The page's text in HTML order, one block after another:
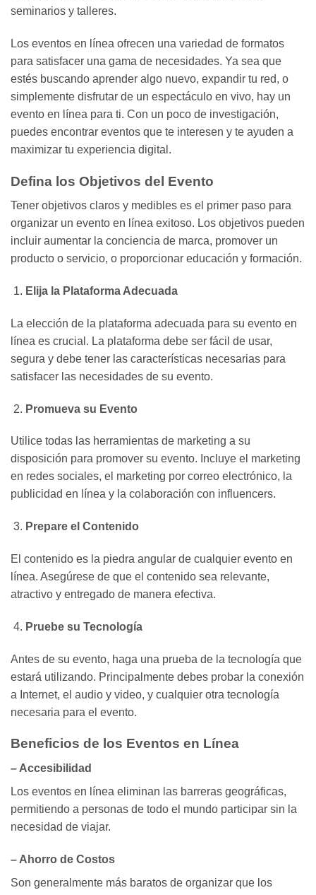
seminarios y talleres.
Los eventos en línea ofrecen una variedad de formatos
para satisfacer una gama de necesidades. Ya sea que
estés buscando aprender algo nuevo, expandir tu red, o
simplemente disfrutar de un espectáculo en vivo, hay un
evento en línea para ti. Con un poco de investigación,
puedes encontrar eventos que te interesen y te ayuden a
maximizar tu experiencia digital.
Defina los Objetivos del Evento
Tener objetivos claros y medibles es el primer paso para
organizar un evento en línea exitoso. Los objetivos pueden
incluir aumentar la conciencia de marca, promover un
producto o servicio, o proporcionar educación y formación.
Elija la Plataforma Adecuada
La elección de la plataforma adecuada para su evento en
línea es crucial. La plataforma debe ser fácil de usar,
segura y debe tener las características necesarias para
satisfacer las necesidades de su evento.
Promueva su Evento
Utilice todas las herramientas de marketing a su
disposición para promover su evento. Incluye el marketing
en redes sociales, el marketing por correo electrónico, la
publicidad en línea y la colaboración con influencers.
Prepare el Contenido
El contenido es la piedra angular de cualquier evento en
línea. Asegúrese de que el contenido sea relevante,
atractivo y entregado de manera efectiva.
Pruebe su Tecnología
Antes de su evento, haga una prueba de la tecnología que
estará utilizando. Principalmente debes probar la conexión
a Internet, el audio y video, y cualquier otra tecnología
necesaria para el evento.
Beneficios de los Eventos en Línea
– Accesibilidad
Los eventos en línea eliminan las barreras geográficas,
permitiendo a personas de todo el mundo participar sin la
necesidad de viajar.
– Ahorro de Costos
Son generalmente más baratos de organizar que los